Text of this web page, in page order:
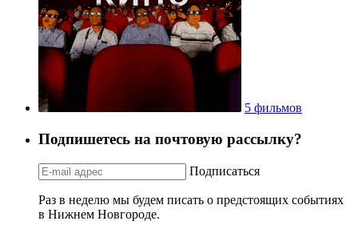
5 фильмов
Подпишетесь на почтовую рассылку?
Подписаться
Раз в неделю мы будем писать о предстоящих событиях
в Нижнем Новгороде.